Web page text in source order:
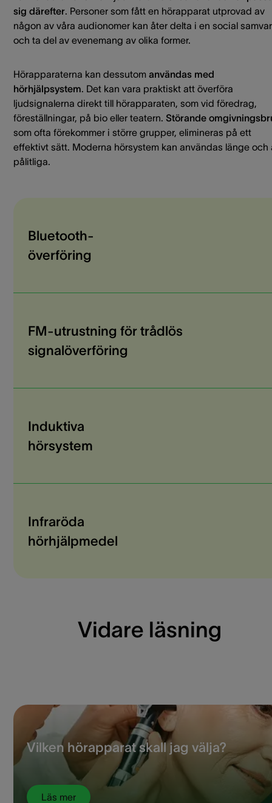
sig därefter. Personer som fått en hörapparat utprovad av
någon av våra audionomer kan åter delta i en social
och ta del av evenemang av olika former.
Hörapparaterna kan dessutom användas med
hörhjälpsystem. Det kan vara praktiskt att överföra
ljudsignalerna direkt till hörapparaten, som vid föredrag,
föreställningar, på bio eller teatern. Störande
som ofta förekommer i större grupper, elimineras på ett
effektivt sätt. Moderna hörsystem kan användas länge och
pålitliga.
Bluetooth-
överföring
FM-utrustning för trådlös
signalöverföring
Induktiva
hörsystem
Infraröda
hörhjälpmedel
Vidare läsning
Vilken hörapparat skall jag välja?
Läs mer